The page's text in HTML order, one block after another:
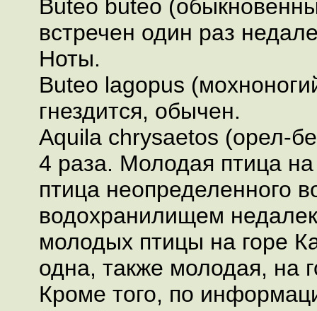
Buteo buteo
встречен один раз
Ноты.
Buteo lagopus
гнездится, обычен.
Aquila chrysaetos (орел-
4 раза. Молодая птица
птица неопределенного
водохранилищем
молодых птицы на горе
одна, также молодая, на
Кроме того, по